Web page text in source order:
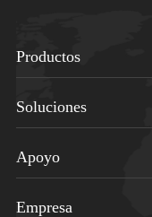
Productos
Soluciones
Apoyo
Empresa